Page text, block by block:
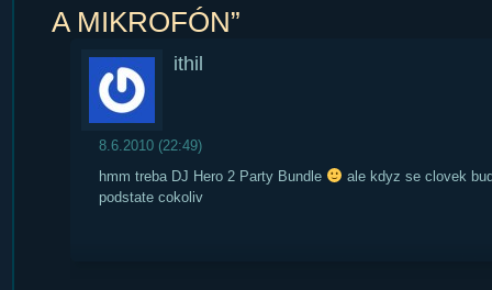
A MIKROFÓN”
ithil
8.6.2010 (22:49)
hmm treba DJ Hero 2 Party Bundle
ale kdyz se clovek
podstate cokoliv